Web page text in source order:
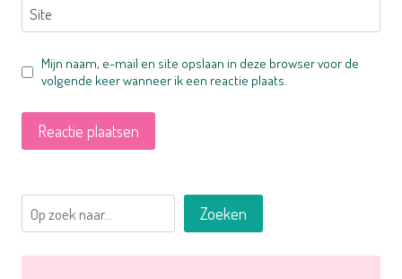
Site
Mijn naam, e-mail en site opslaan in deze browser voor de
volgende keer wanneer ik een reactie plaats.
Zoeken Zoeken